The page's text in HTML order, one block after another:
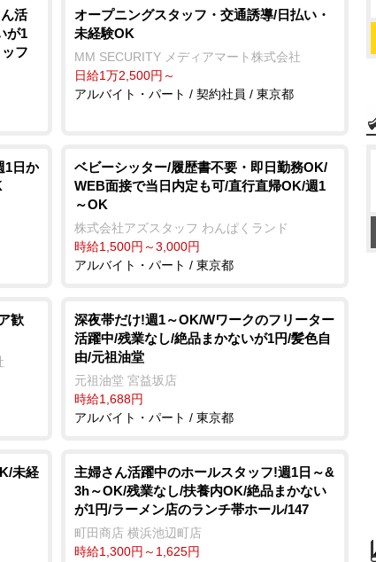
活
が1
フ
オープニングスタッフ・交通誘導/日払い・
未経験OK
MM SECURITY メディアマート株式会社
日給1万2,500円～
アルバイト・パート / 契約社員 / 東京都
1日か
ベビーシッター/履歴書不要・即日勤務OK/
WEB面接で当日内定も可/直行直帰OK/週1
～OK
株式会社アズスタッフ わんぱくランド
時給1,500円～3,000円
アルバイト・パート / 東京都
歓
深夜帯だけ!週1～OK/Wワークのフリーター
活躍中/残業なし/絶品まかないが1円/髪色自
由/元祖油堂
元祖油堂 宮益坂店
時給1,688円
アルバイト・パート / 東京都
未経
主婦さん活躍中のホールスタッフ!週1日～&
3h～OK/残業なし/扶養内OK/絶品まかない
が1円/ラーメン店のランチ帯ホール/147
町田商店 横浜池辺町店
時給1,300円～1,625円